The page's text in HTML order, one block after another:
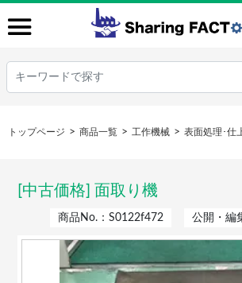
トップページ 商品一覧 工作機械 表面処理･仕
[中古価格] 面取り機
商品No.：S0122f472 公開・編